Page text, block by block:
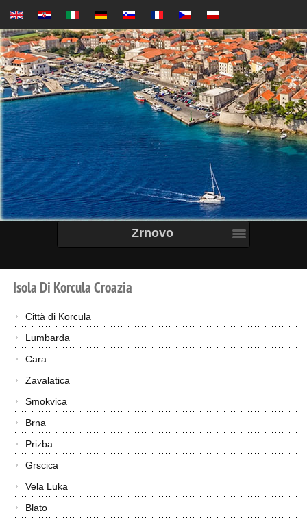
Zrnovo
Isola Di KorculaCroazia
Città di Korcula
Lumbarda
Cara
Zavalatica
Smokvica
Brna
Prizba
Grscica
Vela Luka
Blato